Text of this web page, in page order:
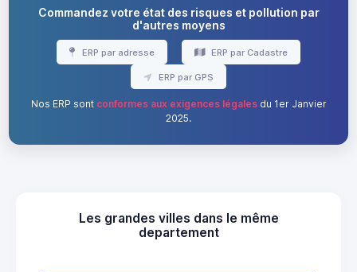
Commandez votre état des risques et pollution par
d'autres moyens
ERP par adresse ERP par Cadastre
ERP par GPS
Nos ERP sont conformes aux exigences légalesdu 1er Janvier
2025.
Les grandes villes dans le même
departement